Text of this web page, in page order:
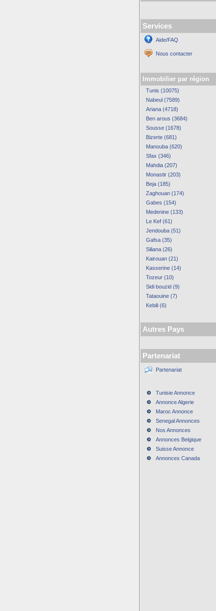
Services
Aide/FAQ
Nous contacter
Immobilier par région
Tunis (10075)
Nabeul (7589)
Ariana (4718)
Ben arous (3684)
Sousse (1678)
Bizerte (681)
Manouba (620)
Sfax (346)
Mahdia (207)
Monastir (203)
Beja (185)
Zaghouan (174)
Gabes (154)
Medenine (133)
Le Kef (61)
Jendouba (51)
Gafsa (35)
Siliana (26)
Kairouan (21)
Kasserine (14)
Tozeur (10)
Sidi bouzid (9)
Tataouine (7)
Kebili (6)
Autres Pays
Partenariat
Partenariat
Tunisie Annonce
Annonce Algerie
Maroc Annonce
Senegal Annonces
Nos Annonces
Annonces Belgique
Suisse Annonce
Annonces Canada